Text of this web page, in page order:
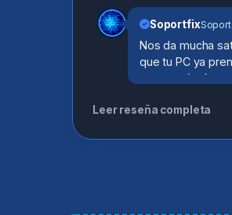
Soportfix
Nos da mucha
que tu PC ya
apaga más. A
profesional,
Leer reseña completa